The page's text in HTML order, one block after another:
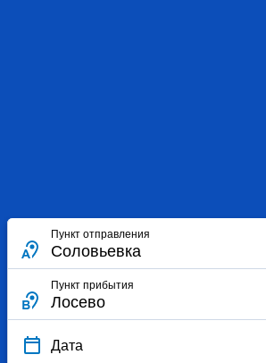
Пункт отправления
Пункт прибытия
Дата